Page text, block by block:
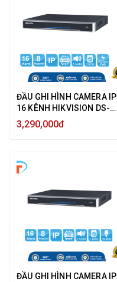
ĐẦU GHI HÌNH CAMERA IP
16 KÊNH HIKVISION DS-
7616NI-K2 ULTRA HD 4K
8MP, 2 HDD SATA - HÀNG
3,290,000đ
ĐẦU GHI HÌNH CAMERA IP